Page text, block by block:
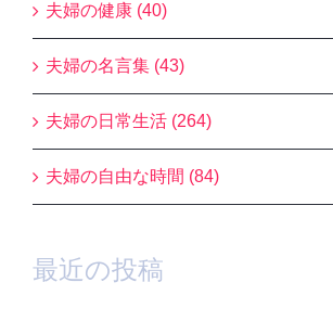
夫婦の健康 (40)
夫婦の名言集 (43)
夫婦の日常生活 (264)
夫婦の自由な時間 (84)
最近の投稿